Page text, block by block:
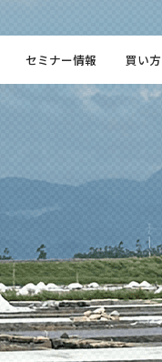
セミナー情報 買い方